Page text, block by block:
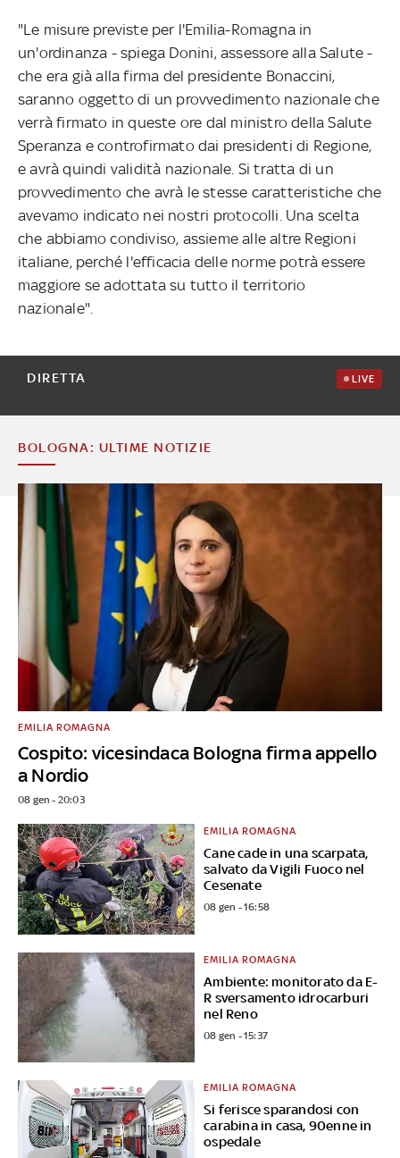
"Le misure previste per l'Emilia-Romagna in
un'ordinanza - spiega Donini, assessore alla Salute -
che era già alla firma del presidente Bonaccini,
saranno oggetto di un provvedimento nazionale che
verrà firmato in queste ore dal ministro della Salute
Speranza e controfirmato dai presidenti di Regione,
e avrà quindi validità nazionale. Si tratta di un
provvedimento che avrà le stesse caratteristiche che
avevamo indicato nei nostri protocolli. Una scelta
che abbiamo condiviso, assieme alle altre Regioni
italiane, perché l'efficacia delle norme potrà essere
maggiore se adottata su tutto il territorio
nazionale".
DIRETTA LIVE
BOLOGNA: ULTIME NOTIZIE
Cospito: vicesindaca Bologna firma appello
a Nordio
EMILIA ROMAGNA
08 gen - 20:03
Cane cade in una scarpata,
salvato da Vigili Fuoco nel
Cesenate
EMILIA ROMAGNA
08 gen - 16:58
Ambiente: monitorato da E-
R sversamento idrocarburi
nel Reno
EMILIA ROMAGNA
08 gen - 15:37
Si ferisce sparandosi con
carabina in casa, 90enne in
ospedale
EMILIA ROMAGNA